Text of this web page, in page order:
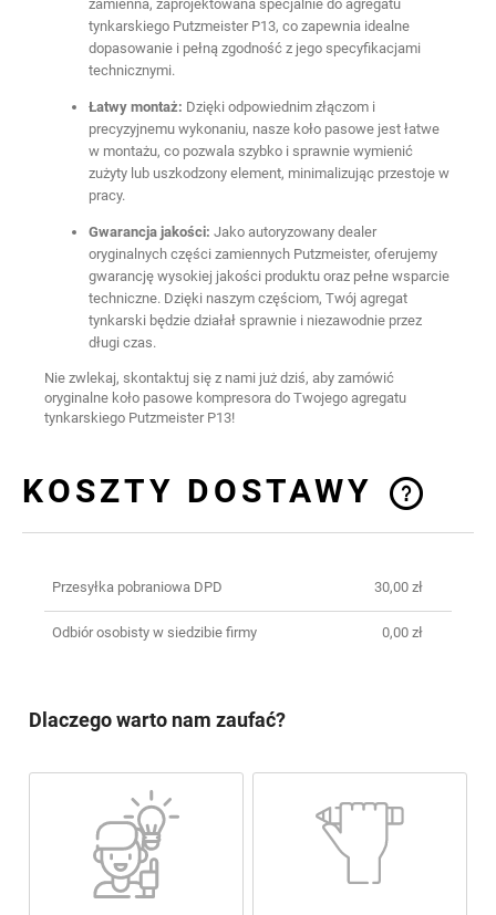
zamienna, zaprojektowana specjalnie do agregatu
tynkarskiego Putzmeister P13, co zapewnia idealne
dopasowanie i pełną zgodność z jego specyfikacjami
technicznymi.
Łatwy montaż: Dzięki odpowiednim złączom i
precyzyjnemu wykonaniu, nasze koło pasowe jest łatwe
w montażu, co pozwala szybko i sprawnie wymienić
zużyty lub uszkodzony element, minimalizując przestoje w
pracy.
Gwarancja jakości: Jako autoryzowany dealer
oryginalnych części zamiennych Putzmeister, oferujemy
gwarancję wysokiej jakości produktu oraz pełne wsparcie
techniczne. Dzięki naszym częściom, Twój agregat
tynkarski będzie działał sprawnie i niezawodnie przez
długi czas.
Nie zwlekaj, skontaktuj się z nami już dziś, aby zamówić
oryginalne koło pasowe kompresora do Twojego agregatu
tynkarskiego Putzmeister P13!
KOSZTY DOSTAWY
CENA NIE ZAWIERA EWENTUALNYCH
KOSZTÓW PŁATNOŚCI
Przesyłka pobraniowa DPD 30,00 zł
Odbiór osobisty w siedzibie firmy 0,00 zł
Dlaczego warto nam zaufać?